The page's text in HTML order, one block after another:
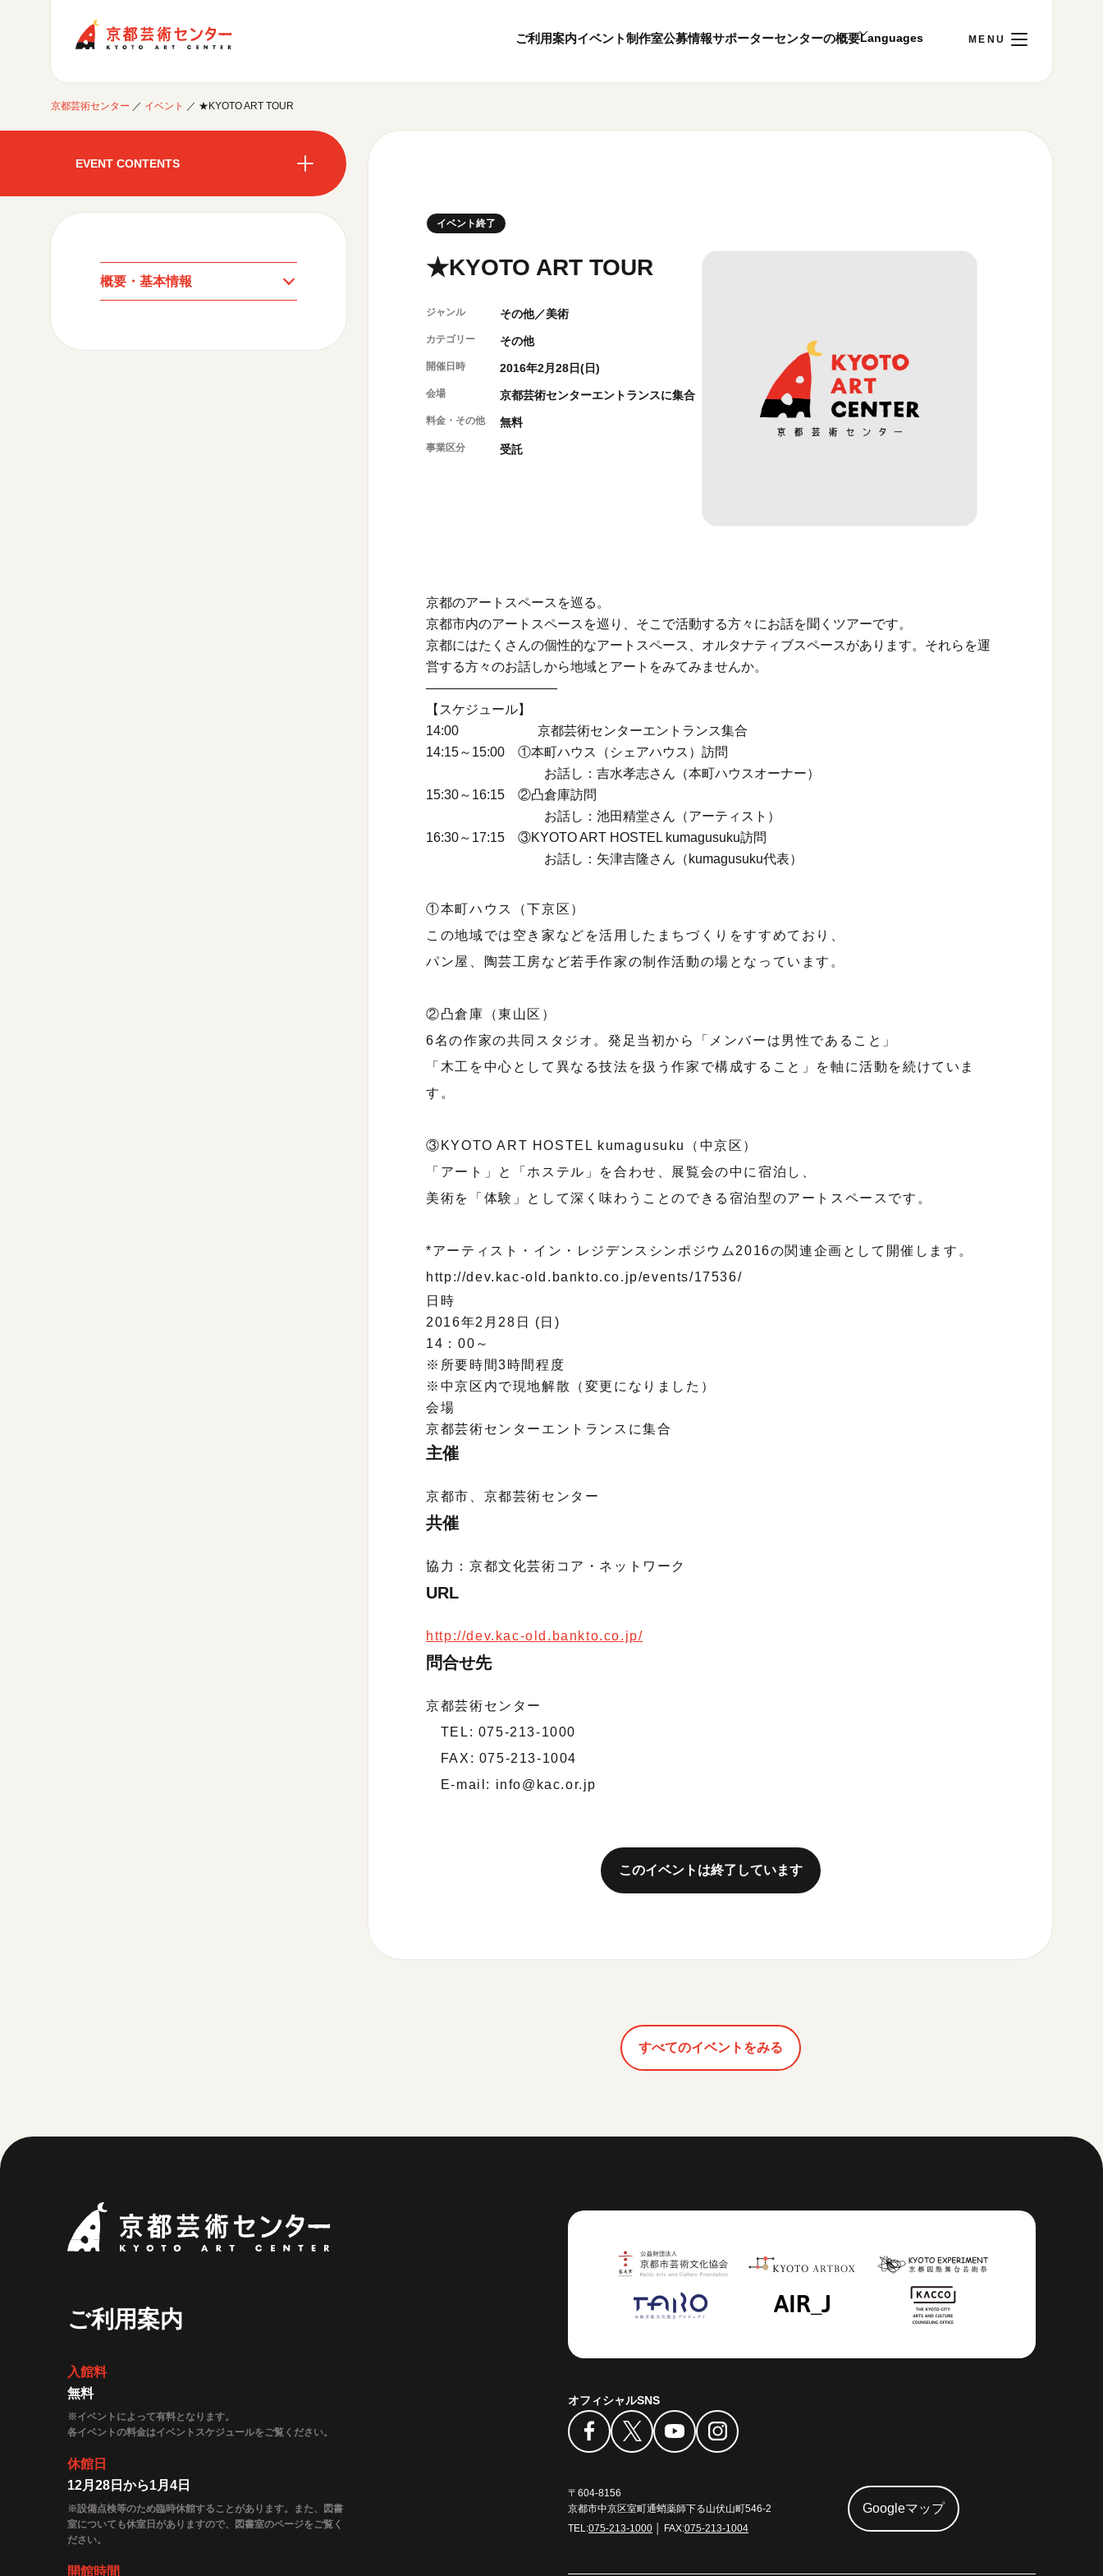
ご利用案内イベント制作室公募情報サポーターセンターの概要
ご利用案内
取材／視察・見学／撮影
イベントに参加する
開催中のイベント
制作室を使う
制作室の設備
公募情報
京都芸術センターの歩み
概要・理念・運営体制
連携事業のご案内
ご利用案内
お問い合わせ
閲覧支援
京都芸術センター ／ イベント ／ ★KYOTO ART TOUR
イベント終了
★KYOTO ART TOUR
ジャンル その他／美術
カテゴリー その他
開催日時 2016年2月28日(日)
会場 京都芸術センターエントランスに集合
料金・その他 無料
事業区分 受託
EVENT CONTENTS
開催中のイベント
月間スケジュール
これまでのイベント
概要・基本情報
京都のアートスペースを巡る。
京都市内のアートスペースを巡り、そこで活動する方々にお話を聞くツアーです。
京都にはたくさんの個性的なアートスペース、オルタナティブスペースがあります。それらを運
営する方々のお話しから地域とアートをみてみませんか。
——————————
【スケジュール】
14:00 京都芸術センターエントランス集合
14:15～15:00 ①本町ハウス（シェアハウス）訪問
お話し：吉水孝志さん（本町ハウスオーナー）
15:30～16:15 ②凸倉庫訪問
お話し：池田精堂さん（アーティスト）
16:30～17:15 ③KYOTO ART HOSTEL kumagusuku訪問
お話し：矢津吉隆さん（kumagusuku代表）
①本町ハウス（下京区）
この地域では空き家などを活用したまちづくりをすすめており、
パン屋、陶芸工房など若手作家の制作活動の場となっています。
②凸倉庫（東山区）
6名の作家の共同スタジオ。発足当初から「メンバーは男性であること」
「木工を中心として異なる技法を扱う作家で構成すること」を軸に活動を続けていま
す。
③KYOTO ART HOSTEL kumagusuku（中京区）
「アート」と「ホステル」を合わせ、展覧会の中に宿泊し、
美術を「体験」として深く味わうことのできる宿泊型のアートスペースです。
*アーティスト・イン・レジデンスシンポジウム2016の関連企画として開催します。
http://dev.kac-old.bankto.co.jp/events/17536/
日時
2016年2月28日 (日)
14：00～
※所要時間3時間程度
※中京区内で現地解散（変更になりました）
会場
京都芸術センターエントランスに集合
主催
京都市、京都芸術センター
共催
協力：京都文化芸術コア・ネットワーク
URL
http://dev.kac-old.bankto.co.jp/
問合せ先
京都芸術センター
TEL: 075-213-1000
FAX: 075-213-1004
E-mail: info@kac.or.jp
このイベントは終了しています
すべてのイベントをみる
ご利用案内
入館料
無料
※イベントによって有料となります。
各イベントの料金はイベントスケジュールをご覧ください。
休館日
12月28日から1月4日
※設備点検等のため臨時休館することがあります。また、図書
室についても休室日がありますので、図書室のページをご覧く
ださい。
開館時間
オフィシャルSNS
〒604-8156
京都市中京区室町通蛸薬師下る山伏山町546-2
TEL:075-213-1000 │ FAX:075-213-1004
Googleマップ